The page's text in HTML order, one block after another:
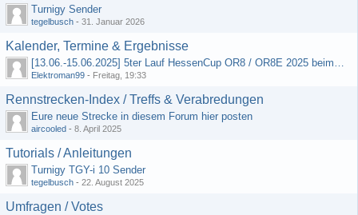
Turnigy Sender
tegelbusch - 31. Januar 2026
Kalender, Termine & Ergebnisse
[13.06.-15.06.2025] 5ter Lauf HessenCup OR8 / OR8E 2025 beim MSC Ober-Mörlen e.V.
Elektroman99 - Freitag, 19:33
Rennstrecken-Index / Treffs & Verabredungen
Eure neue Strecke in diesem Forum hier posten
aircooled - 8. April 2025
Tutorials / Anleitungen
Turnigy TGY-i 10 Sender
tegelbusch - 22. August 2025
Umfragen / Votes